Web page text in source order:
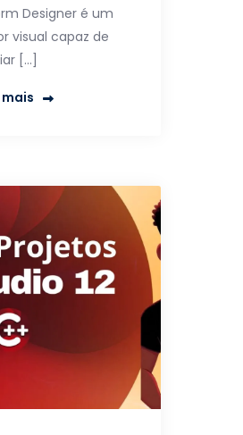
Designer é um
visual capaz de
[…]
mais